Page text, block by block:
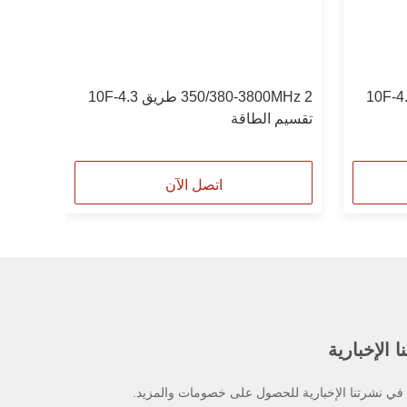
350/380-3800MHz 4 طريق 4.3-10F
350/380-3800MHz 2 طريق 4.3-10F
تقسيم الطاقة
اتصل الآن
الإخبارية
نشرتنا الإخبارية للحصول على خصومات والمزيد.